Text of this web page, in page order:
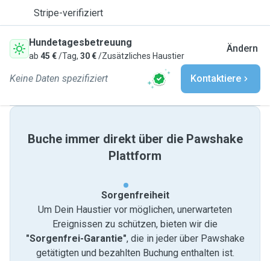
Stripe-verifiziert
Hundetagesbetreuung
ab 45 €/Tag, 30 €/Zusätzliches Haustier
Ändern
Keine Daten spezifiziert Kontaktiere
Buche immer direkt über die Pawshake
Plattform
Sorgenfreiheit
Um Dein Haustier vor möglichen, unerwarteten
Ereignissen zu schützen, bieten wir die
"Sorgenfrei-Garantie", die in jeder über Pawshake
getätigten und bezahlten Buchung enthalten ist.